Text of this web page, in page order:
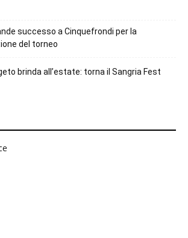
successo a Cinquefrondi per la
del torneo
brinda all’estate: torna il Sangria Fest